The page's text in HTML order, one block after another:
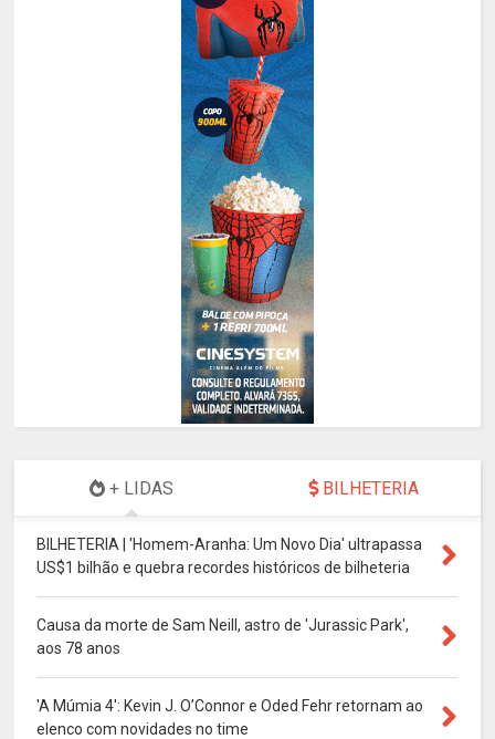
+ LIDAS BILHETERIA
BILHETERIA | 'Homem-Aranha: Um Novo Dia' ultrapassa
US$1 bilhão e quebra recordes históricos de bilheteria
Causa da morte de Sam Neill, astro de 'Jurassic Park',
aos 78 anos
'A Múmia 4': Kevin J. O’Connor e Oded Fehr retornam ao
elenco com novidades no time